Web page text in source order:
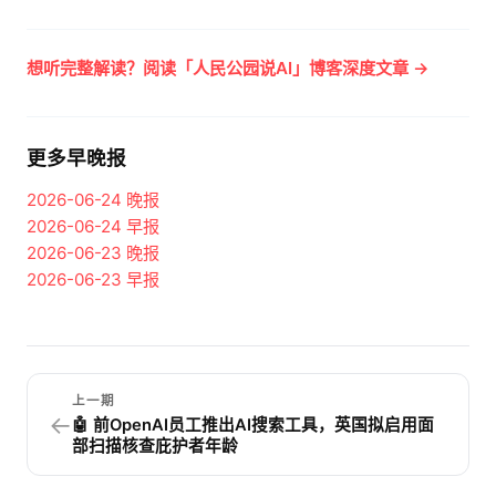
想听完整解读？阅读「人民公园说AI」博客深度文章 →
更多早晚报
2026-06-24 晚报
2026-06-24 早报
2026-06-23 晚报
2026-06-23 早报
←
上一期
🤖 前OpenAI员工推出AI搜索工具，英国拟启用面
部扫描核查庇护者年龄